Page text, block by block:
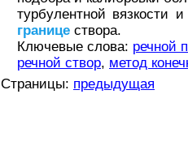
турбулентной вязкости
границе створа.
Ключевые слова: речной
речной створ, метод
Страницы: предыдущая